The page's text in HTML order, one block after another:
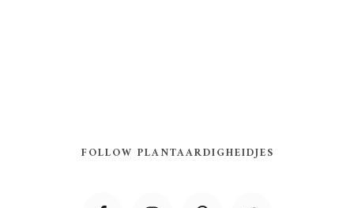
FOLLOW PLANTAARDIGHEIDJES